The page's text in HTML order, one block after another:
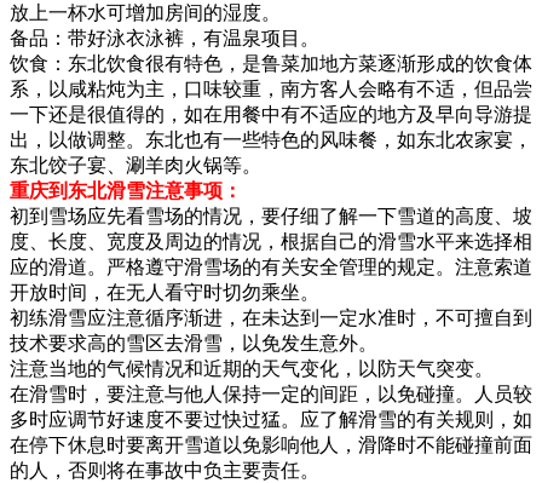
放上一杯水可增加房间的湿度。
备品：带好泳衣泳裤，有温泉项目。
饮食：东北饮食很有特色，是鲁菜加地方菜逐渐形成的饮食体
系，以咸粘炖为主，口味较重，南方客人会略有不适，但品尝
一下还是很值得的，如在用餐中有不适应的地方及早向导游提
出，以做调整。东北也有一些特色的风味餐，如东北农家宴，
东北饺子宴、涮羊肉火锅等。
重庆到东北滑雪注意事项：
初到雪场应先看雪场的情况，要仔细了解一下雪道的高度、坡
度、长度、宽度及周边的情况，根据自己的滑雪水平来选择相
应的滑道。严格遵守滑雪场的有关安全管理的规定。注意索道
开放时间，在无人看守时切勿乘坐。
初练滑雪应注意循序渐进，在未达到一定水准时，不可擅自到
技术要求高的雪区去滑雪，以免发生意外。
注意当地的气候情况和近期的天气变化，以防天气突变。
在滑雪时，要注意与他人保持一定的间距，以免碰撞。人员较
多时应调节好速度不要过快过猛。应了解滑雪的有关规则，如
在停下休息时要离开雪道以免影响他人，滑降时不能碰撞前面
的人，否则将在事故中负主要责任。